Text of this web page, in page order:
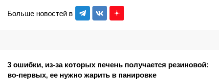
Больше новостей в
3 ошибки, из-за которых печень получается резиновой:
во-первых, ее нужно жарить в панировке